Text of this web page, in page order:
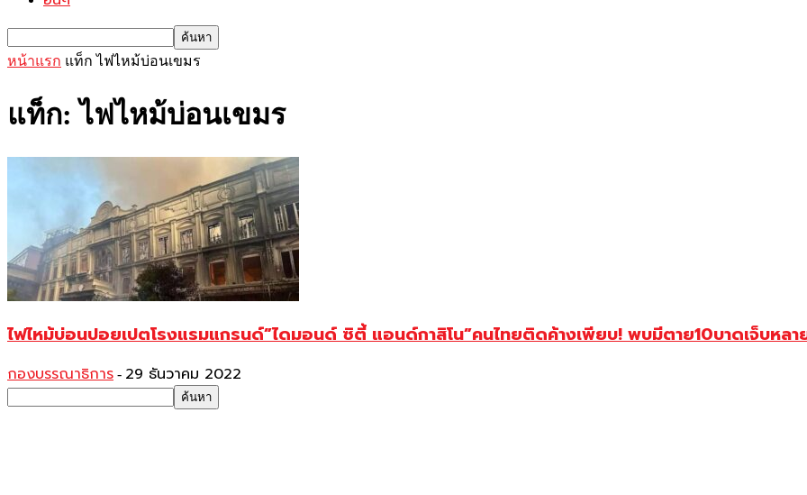
หน้าแรก แท็ก ไฟไหม้บ่อนเขมร
แท็ก: ไฟไหม้บ่อนเขมร
ไฟไหม้บ่อนปอยเปตโรงแรมแกรนด์”ไดมอนด์ ซิตี้ แอนด์กาสิโน”คนไทยติดค้างเพียบ! พบมีตาย10บาดเจ็บหลา
กองบรรณาธิการ - 29 ธันวาคม 2022